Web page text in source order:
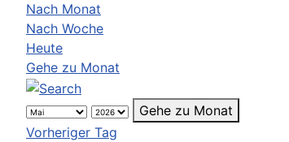
Nach Monat
Nach Woche
Heute
Gehe zu Monat
Gehe zu Monat
Vorheriger Tag